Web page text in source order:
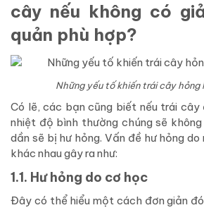
cây nếu không có
quản phù hợp?
Những yếu tố khiến trái cây hỏng
Có lẽ, các bạn cũng biết nếu trái cây
nhiệt độ bình thường chúng sẽ
dần sẽ bị hư hỏng. Vấn đề hư hỏng
khác nhau gây ra như:
1.1. Hư hỏng do cơ học
Đây có thể hiểu một cách đơn giản